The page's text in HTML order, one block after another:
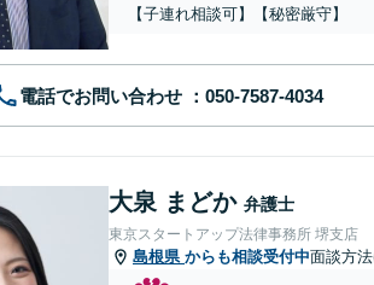
【子連れ相談可】【秘密厳守】
電話でお問い合わせ
大泉 まどか 弁護士
東京スタートアップ法律事務所 堺支店
島根県 からも相談受付中面談方